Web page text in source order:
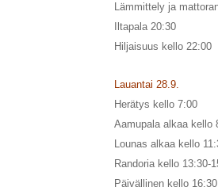
Lämmittely ja
Iltapala 20:30
Hiljaisuus kello 22:00
Lauantai 28.9.
Herätys kello 7:00
Aamupala alkaa kello
Lounas alkaa kello
Randoria kello 13:30-
Päivällinen kello 16:30